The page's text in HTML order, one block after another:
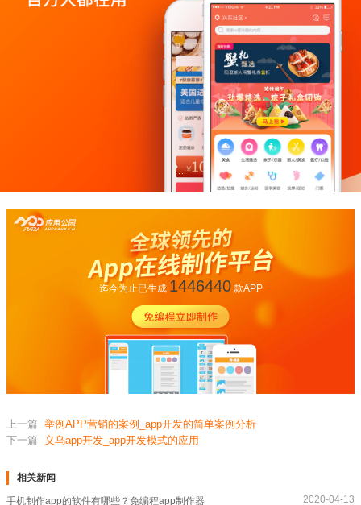
迄今为止已生成 1446440款APP
上一篇 举例APP营销的案例_app开发的简单案例分析
下一篇
义乌app开发_app开发模式的应用
相关新闻
手机制作app的软件有哪些？免编程app制作器 2020-04-13